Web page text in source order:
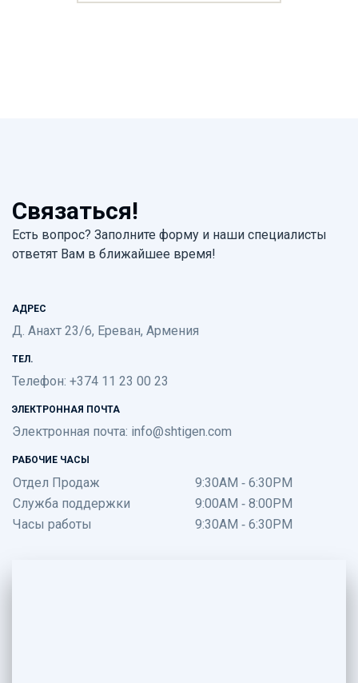
Связаться!
Есть вопрос? Заполните форму и наши специалисты
ответят Вам в ближайшее время!
АДРЕС
Д. Анахт 23/6, Ереван, Армения
ТЕЛ.
Телефон: +374 11 23 00 23
ЭЛЕКТРОННАЯ ПОЧТА
Электронная почта: info@shtigen.com
РАБОЧИЕ ЧАСЫ
Отдел Продаж
9:30AM - 6:30PM
Служба поддержки
9:00AM - 8:00PM
Часы работы
9:30AM - 6:30PM